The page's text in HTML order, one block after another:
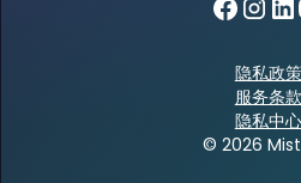
隐私政策
服务条款
隐私中心
© 2026